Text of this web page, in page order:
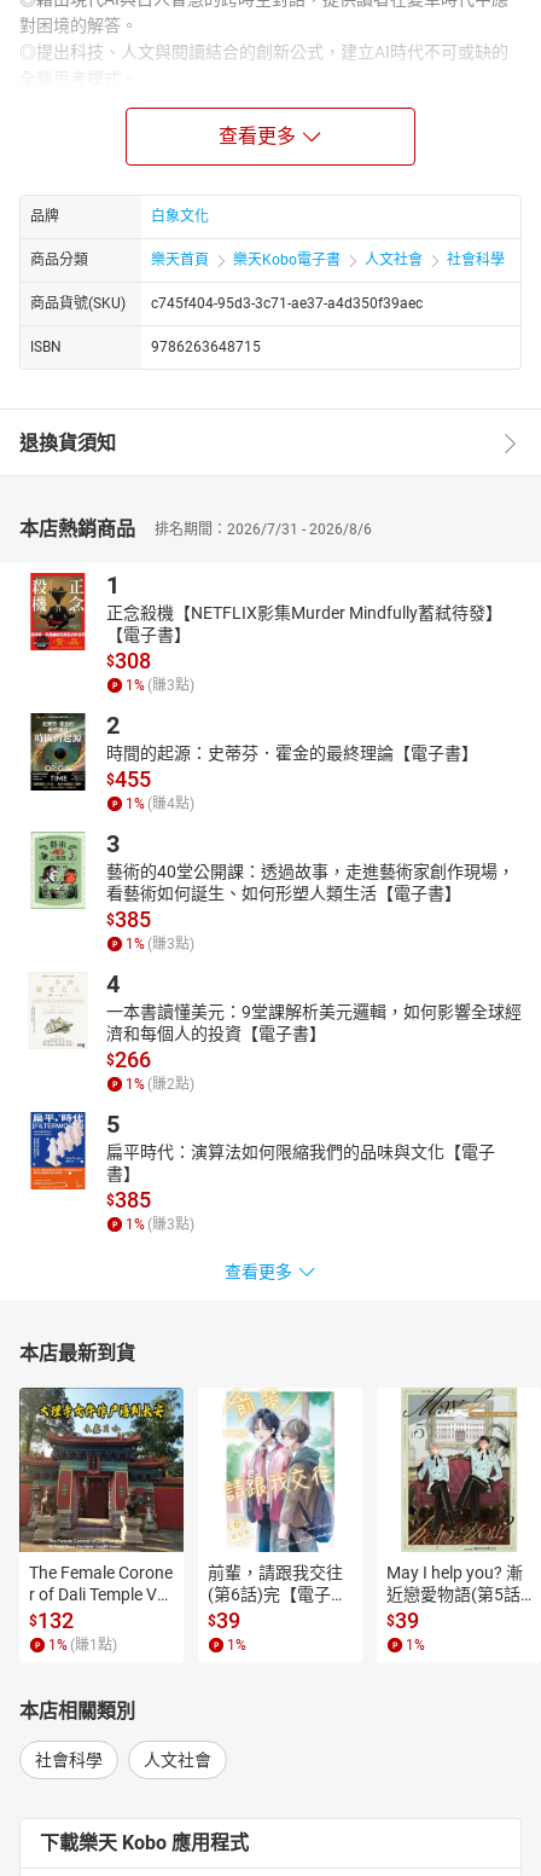
對困境的解答。
◎提出科技、人文與閱讀結合的創新公式，建立AI時代不可或缺的
全腦思考模式。
認識AI就是掌握未來。
當AI成為日常，對人文的需求更強。
當AI與人文相遇，不只是智慧的交流，而是一場有溫度的對話。
2025年關鍵字是「人工智慧（AI）」，
而下個時代的代名詞是「AI+人文」：
我們需要理解AI，同時擁抱人文。
本書第一部介紹AI的基本概念與應用場景，幫助讀者掌握時代脈
動。
第二部回到閱讀、寫作與人文的探討，讓主動學習成為自我成長的
動力。
+人文素養=創造出創意靈感&無限的創業新價值！
何鴻鈞 執行長
林家偉 特助
變動的科技時代中，重新思考人類智慧的意義與未來。
胡達仁 律師
AI不只是科技，更是守護神，守護著平安與幸福。真心推薦本書～
值得所有人細讀深思，讓我們看見未來。
查看更多
品牌 白象文化
商品分類 樂天首頁 樂天Kobo電子書 人文社會 社會科學
商品貨號(SKU) c745f404-95d3-3c71-ae37-a4d350f39aec
ISBN 9786263648715
退換貨須知
本店熱銷商品 排名期間：2026/7/31 - 2026/8/6
1
正念殺機【NETFLIX影集Murder Mindfully蓄弒待發】
【電子書】
$308
1 % (賺3點)
2
時間的起源：史蒂芬．霍金的最終理論【電子書】
$455
1 % (賺4點)
3
藝術的40堂公開課：透過故事，走進藝術家創作現場，
看藝術如何誕生、如何形塑人類生活【電子書】
$385
1 % (賺3點)
4
一本書讀懂美元：9堂課解析美元邏輯，如何影響全球經
濟和每個人的投資【電子書】
$266
1 % (賺2點)
5
扁平時代：演算法如何限縮我們的品味與文化【電子
書】
$385
1 % (賺3點)
查看更多
本店最新到貨
The Female Corone
r of Dali Temple Vo
l.6【有聲書】
$132
1 % (賺1 點)
前輩，請跟我交往
(第6話)完【電子
書】
$39
1 %
May I help you? 漸
近戀愛物語(第5話)
【電子書】
$39
1 %
本店相關類別
社會科學 人文社會
下載樂天 Kobo 應用程式